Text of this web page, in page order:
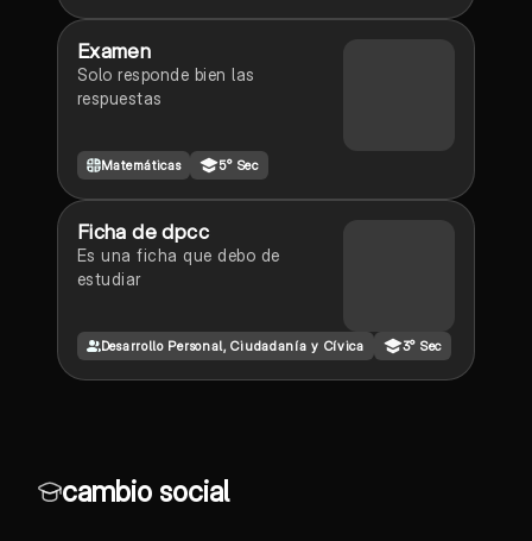
and the birth of the Peruvian
Examen
Solo responde bien las
respuestas
Matemáticas 5° Sec
Ficha de dpcc
Es una ficha que debo de
estudiar
Desarrollo Personal, Ciudadanía y Cívica 3° Sec
cambio social